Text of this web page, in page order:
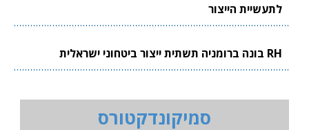
לתעשיית הייצור
RH בונה ברומניה תשתית ייצור ביטחוני ישראלית
סמיקונדקטורס